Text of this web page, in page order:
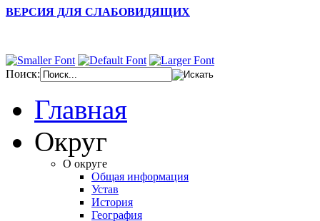
ВЕРСИЯ ДЛЯ СЛАБОВИДЯЩИХ
Поиск:
Главная
Округ
О округе
Общая информация
Устав
История
География